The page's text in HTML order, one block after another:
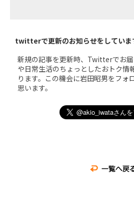
twitterで更新のお知らせをしていま
新規の記事を更新時、Twitterでお
や日常生活のちょっとしたおトク情
ります。この機会に岩田昭男をフォ
思います。